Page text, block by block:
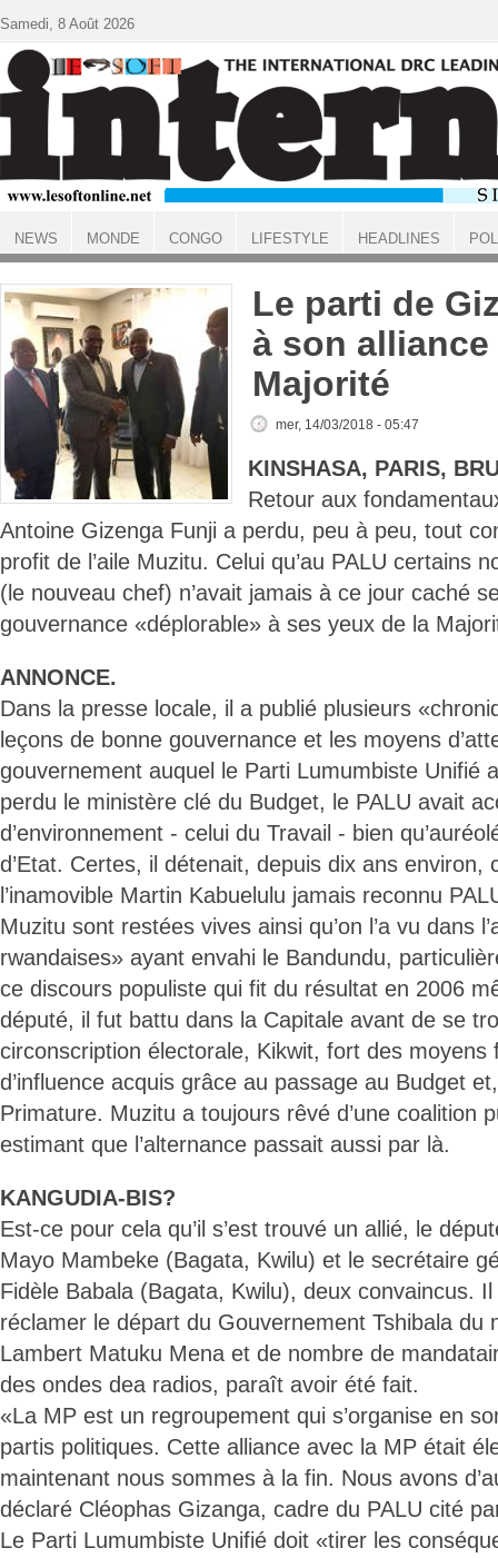
ACCUEIL
Le parti de
à son alliance
Majorité
mer, 14/03/2018 - 05:47
KINSHASA, PARIS,
Retour aux
Antoine Gizenga Funji a perdu, peu à peu, tout
profit de l’aile Muzitu. Celui qu’au PALU certains
(le nouveau chef) n’avait jamais à ce jour caché
gouvernance «déplorable» à ses yeux de la
ANNONCE.
Dans la presse locale, il a publié plusieurs
leçons de bonne gouvernance et les moyens
gouvernement auquel le Parti Lumumbiste Unifié
perdu le ministère clé du Budget, le PALU avait
d’environnement - celui du Travail - bien
d’Etat. Certes, il détenait, depuis dix ans environ,
l’inamovible Martin Kabuelulu jamais reconnu
Muzitu sont restées vives ainsi qu’on l’a vu dans
rwandaises» ayant envahi le Bandundu,
ce discours populiste qui fit du résultat en 2006
député, il fut battu dans la Capitale avant de se
circonscription électorale, Kikwit, fort des moyens
d’influence acquis grâce au passage au Budget
Primature. Muzitu a toujours rêvé d’une coalition
estimant que l’alternance passait aussi par là.
KANGUDIA-BIS?
Est-ce pour cela qu’il s’est trouvé un allié, le
Mayo Mambeke (Bagata, Kwilu) et le secrétaire
Fidèle Babala (Bagata, Kwilu), deux convaincus.
réclamer le départ du Gouvernement Tshibala du
Lambert Matuku Mena et de nombre de
des ondes dea radios, paraît avoir été fait.
«La MP est un regroupement qui s’organise en
partis politiques. Cette alliance avec la MP était
maintenant nous sommes à la fin. Nous avons
déclaré Cléophas Gizanga, cadre du PALU cité
Le Parti Lumumbiste Unifié doit «tirer les
Samedi, 8 Août 2026
NEWS MONDE CONGO LIFESTYLE HEADLINES